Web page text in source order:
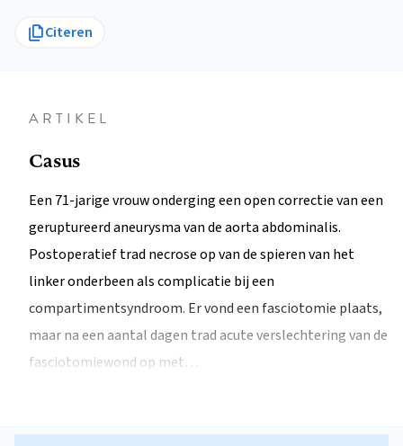
Citeren
ARTIKEL
Casus
Een 71-jarige vrouw onderging een open correctie van een
geruptureerd aneurysma van de aorta abdominalis.
Postoperatief trad necrose op van de spieren van het
linker onderbeen als complicatie bij een
compartimentsyndroom. Er vond een fasciotomie plaats,
maar na een aantal dagen trad acute verslechtering van de
fasciotomiewond op met…